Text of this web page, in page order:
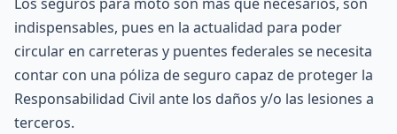
indispensables, pues en la actualidad para poder
circular en carreteras y puentes federales se necesita
contar con una póliza de seguro capaz de proteger la
Responsabilidad Civil ante los daños y/o las lesiones a
terceros.